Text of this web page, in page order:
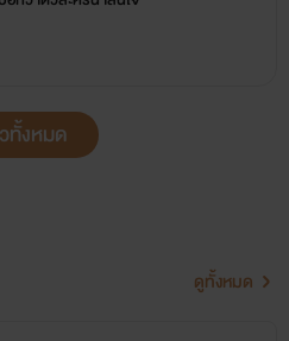
ทั้งหมด
ดูทั้งหมด